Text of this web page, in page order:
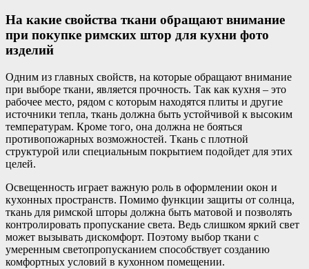
На какие свойства ткани обращают внимание
при покупке римских штор для кухни фото
изделий
Одним из главных свойств, на которые обращают внимание
при выборе ткани, является прочность. Так как кухня – это
рабочее место, рядом с которым находятся плиты и другие
источники тепла, ткань должна быть устойчивой к высоким
температурам. Кроме того, она должна не бояться
противопожарных возможностей. Ткань с плотной
структурой или специальным покрытием подойдет для этих
целей.
Освещенность играет важную роль в оформлении окон и
кухонных пространств. Помимо функции защиты от солнца,
ткань для римской шторы должна быть матовой и позволять
контролировать пропускание света. Ведь слишком яркий свет
может вызывать дискомфорт. Поэтому выбор ткани с
умеренным светопропусканием способствует созданию
комфортных условий в кухонном помещении.